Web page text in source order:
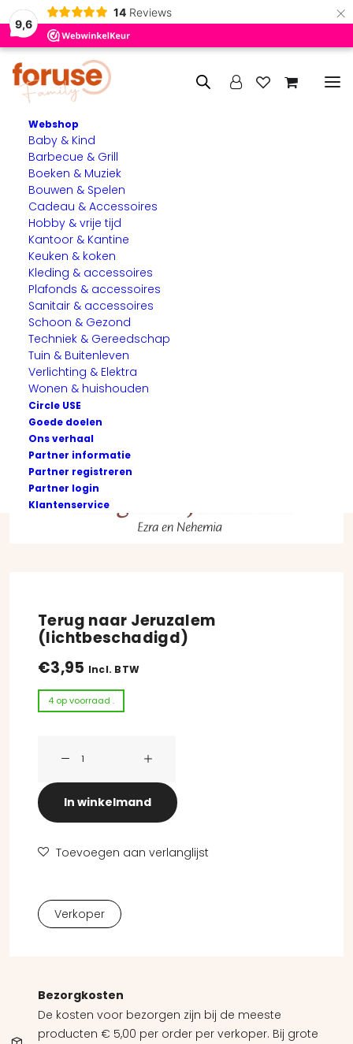
9,6
14 Reviews ×
Webshop
Baby & Kind
Barbecue & Grill
Boeken & Muziek
Bouwen & Spelen
Cadeau & Accessoires
Hobby & vrije tijd
Kantoor & Kantine
Keuken & koken
Kleding & accessoires
Plafonds & accessoires
Sanitair & accessoires
Schoon & Gezond
Techniek & Gereedschap
Tuin & Buitenleven
Verlichting & Elektra
Wonen & huishouden
Circle USE
Goede doelen
Ons verhaal
Partner informatie
Partner registreren
Partner login
Klantenservice
Home
Circle Use
Terug naar Jeruzalem (lichtbeschadigd)
Terug naar Jeruzalem
(lichtbeschadigd)
€3,95 Incl. BTW
4 op voorraad .
In winkelmand
Toevoegen aan verlanglijst
Verkoper
Bezorgkosten
De kosten voor bezorgen zijn bij de meeste
producten € 5,00 per order per verkoper. Bij grote